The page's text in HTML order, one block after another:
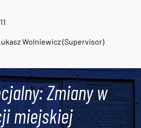
Wolniewicz (Supervisor)
Zmiany w
miejskiej